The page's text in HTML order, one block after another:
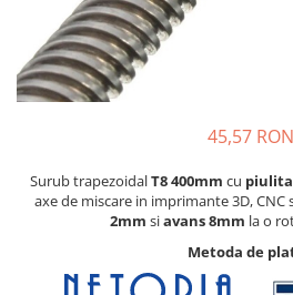
Extrudere si accesorii
Scule
Rulmenti
Acumulatori, BMS si accesorii
Acumulatori
BMS
Incarcare, descarcare si afisare
45,57 RON
Surub trapezoidalT8 400mm cu
axe de miscare in imprimante 3D, CNC
2mm siavans 8mm la o
Metoda de